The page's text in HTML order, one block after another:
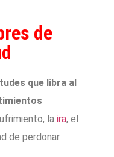
de
que libra al
la ira, el
de perdonar.